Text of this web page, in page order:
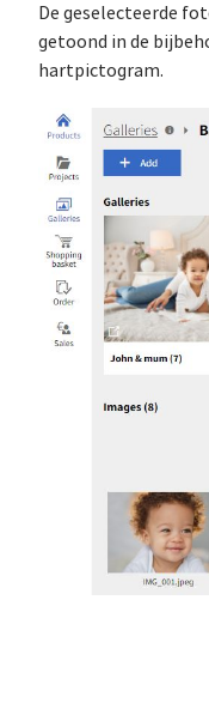
De geselecteerde
getoond in de
hartpictogram.